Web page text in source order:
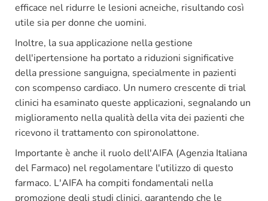
efficace nel ridurre le lesioni acneiche, risultando così
utile sia per donne che uomini.
Inoltre, la sua applicazione nella gestione
dell'ipertensione ha portato a riduzioni significative
della pressione sanguigna, specialmente in pazienti
con scompenso cardiaco. Un numero crescente di trial
clinici ha esaminato queste applicazioni, segnalando un
miglioramento nella qualità della vita dei pazienti che
ricevono il trattamento con spironolattone.
Importante è anche il ruolo dell'AIFA (Agenzia Italiana
del Farmaco) nel regolamentare l'utilizzo di questo
farmaco. L'AIFA ha compiti fondamentali nella
promozione degli studi clinici, garantendo che le